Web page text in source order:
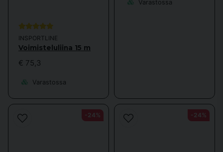
INSPORTLINE
Voimisteluliina 15 m
€ 75,3
Varastossa
Varastossa
-24% -24%